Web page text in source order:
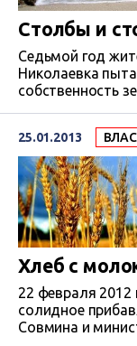
Столбы и
Седьмой год
Николаевка
собственность
собраны еще в
руки удалось
степени тем,
депутатским
время ситуация
25.01.2013
Хлеб с
22 февраля 2012 года Крыму из
солидное
Совмина и